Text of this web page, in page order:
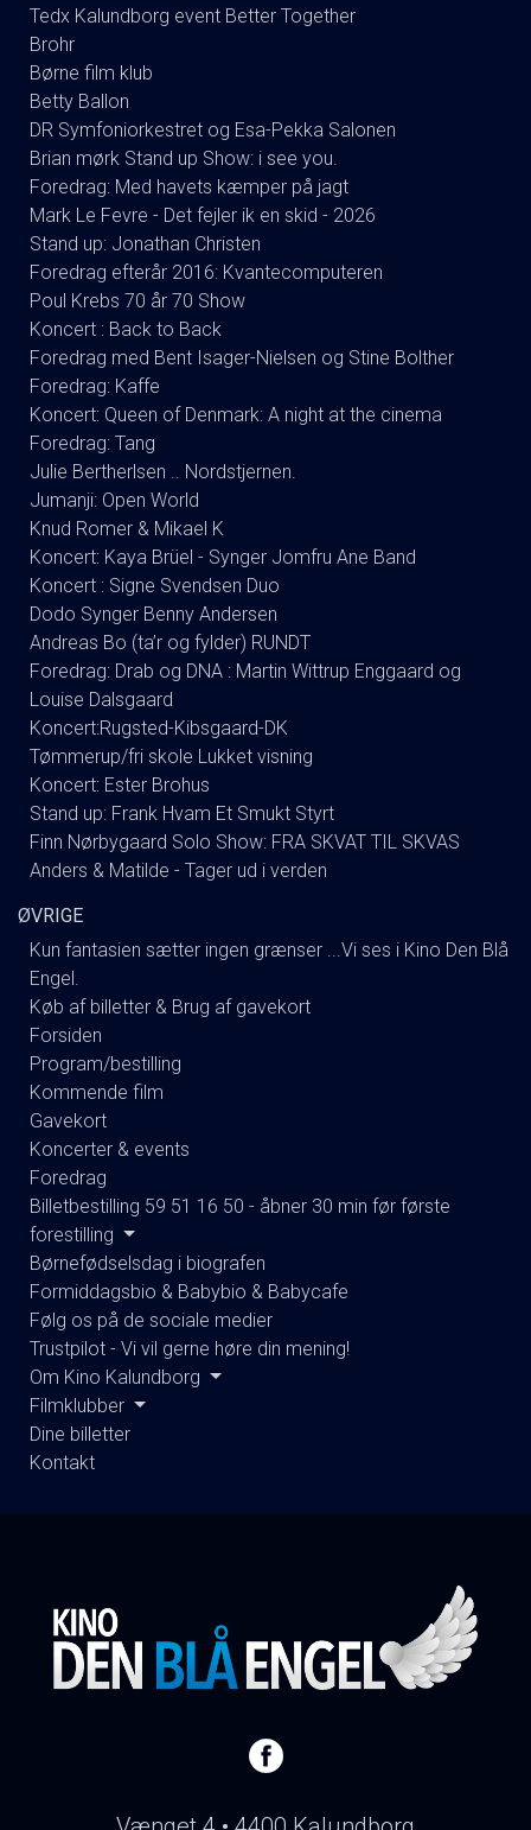
Tedx Kalundborg event Better Together
Brohr
Børne film klub
Betty Ballon
DR Symfoniorkestret og Esa-Pekka Salonen
Brian mørk Stand up Show: i see you.
Foredrag: Med havets kæmper på jagt
Mark Le Fevre - Det fejler ik en skid - 2026
Stand up: Jonathan Christen
Foredrag efterår 2016: Kvantecomputeren
Poul Krebs 70 år 70 Show
Koncert : Back to Back
Foredrag med Bent Isager-Nielsen og Stine Bolther
Foredrag: Kaffe
Koncert: Queen of Denmark: A night at the cinema
Foredrag: Tang
Julie Bertherlsen .. Nordstjernen.
Jumanji: Open World
Knud Romer & Mikael K
Koncert: Kaya Brüel - Synger Jomfru Ane Band
Koncert : Signe Svendsen Duo
Dodo Synger Benny Andersen
Andreas Bo (ta’r og fylder) RUNDT
Foredrag: Drab og DNA : Martin Wittrup Enggaard og
Louise Dalsgaard
Koncert:Rugsted-Kibsgaard-DK
Tømmerup/fri skole Lukket visning
Koncert: Ester Brohus
Stand up: Frank Hvam Et Smukt Styrt
Finn Nørbygaard Solo Show: FRA SKVAT TIL SKVAS
Anders & Matilde - Tager ud i verden
ØVRIGE
Kun fantasien sætter ingen grænser ...Vi ses i Kino Den Blå
Engel.
Køb af billetter & Brug af gavekort
Forsiden
Program/bestilling
Kommende film
Gavekort
Koncerter & events
Foredrag
Billetbestilling 59 51 16 50 - åbner 30 min før første
forestilling
Børnefødselsdag i biografen
Formiddagsbio & Babybio & Babycafe
Følg os på de sociale medier
Trustpilot - Vi vil gerne høre din mening!
Om Kino Kalundborg
Filmklubber
Dine billetter
Kontakt